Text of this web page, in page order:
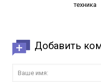
техника
Добавить